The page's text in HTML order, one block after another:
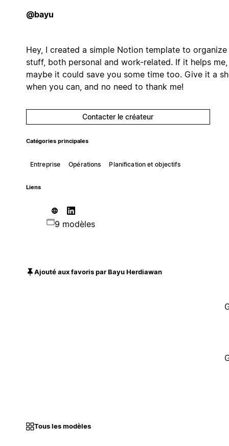
@bayu
Hey, I created a simple Notion template to organize
stuff, both personal and work-related. If it helps me,
maybe it could save you some time too. Give it a
when you can, and no need to thank me!
Contacter le créateur
Catégories principales
Entreprise Opérations Planification et objectifs
Liens
9 modèles
Ajouté aux favoris par Bayu Herdiawan
Tous les modèles